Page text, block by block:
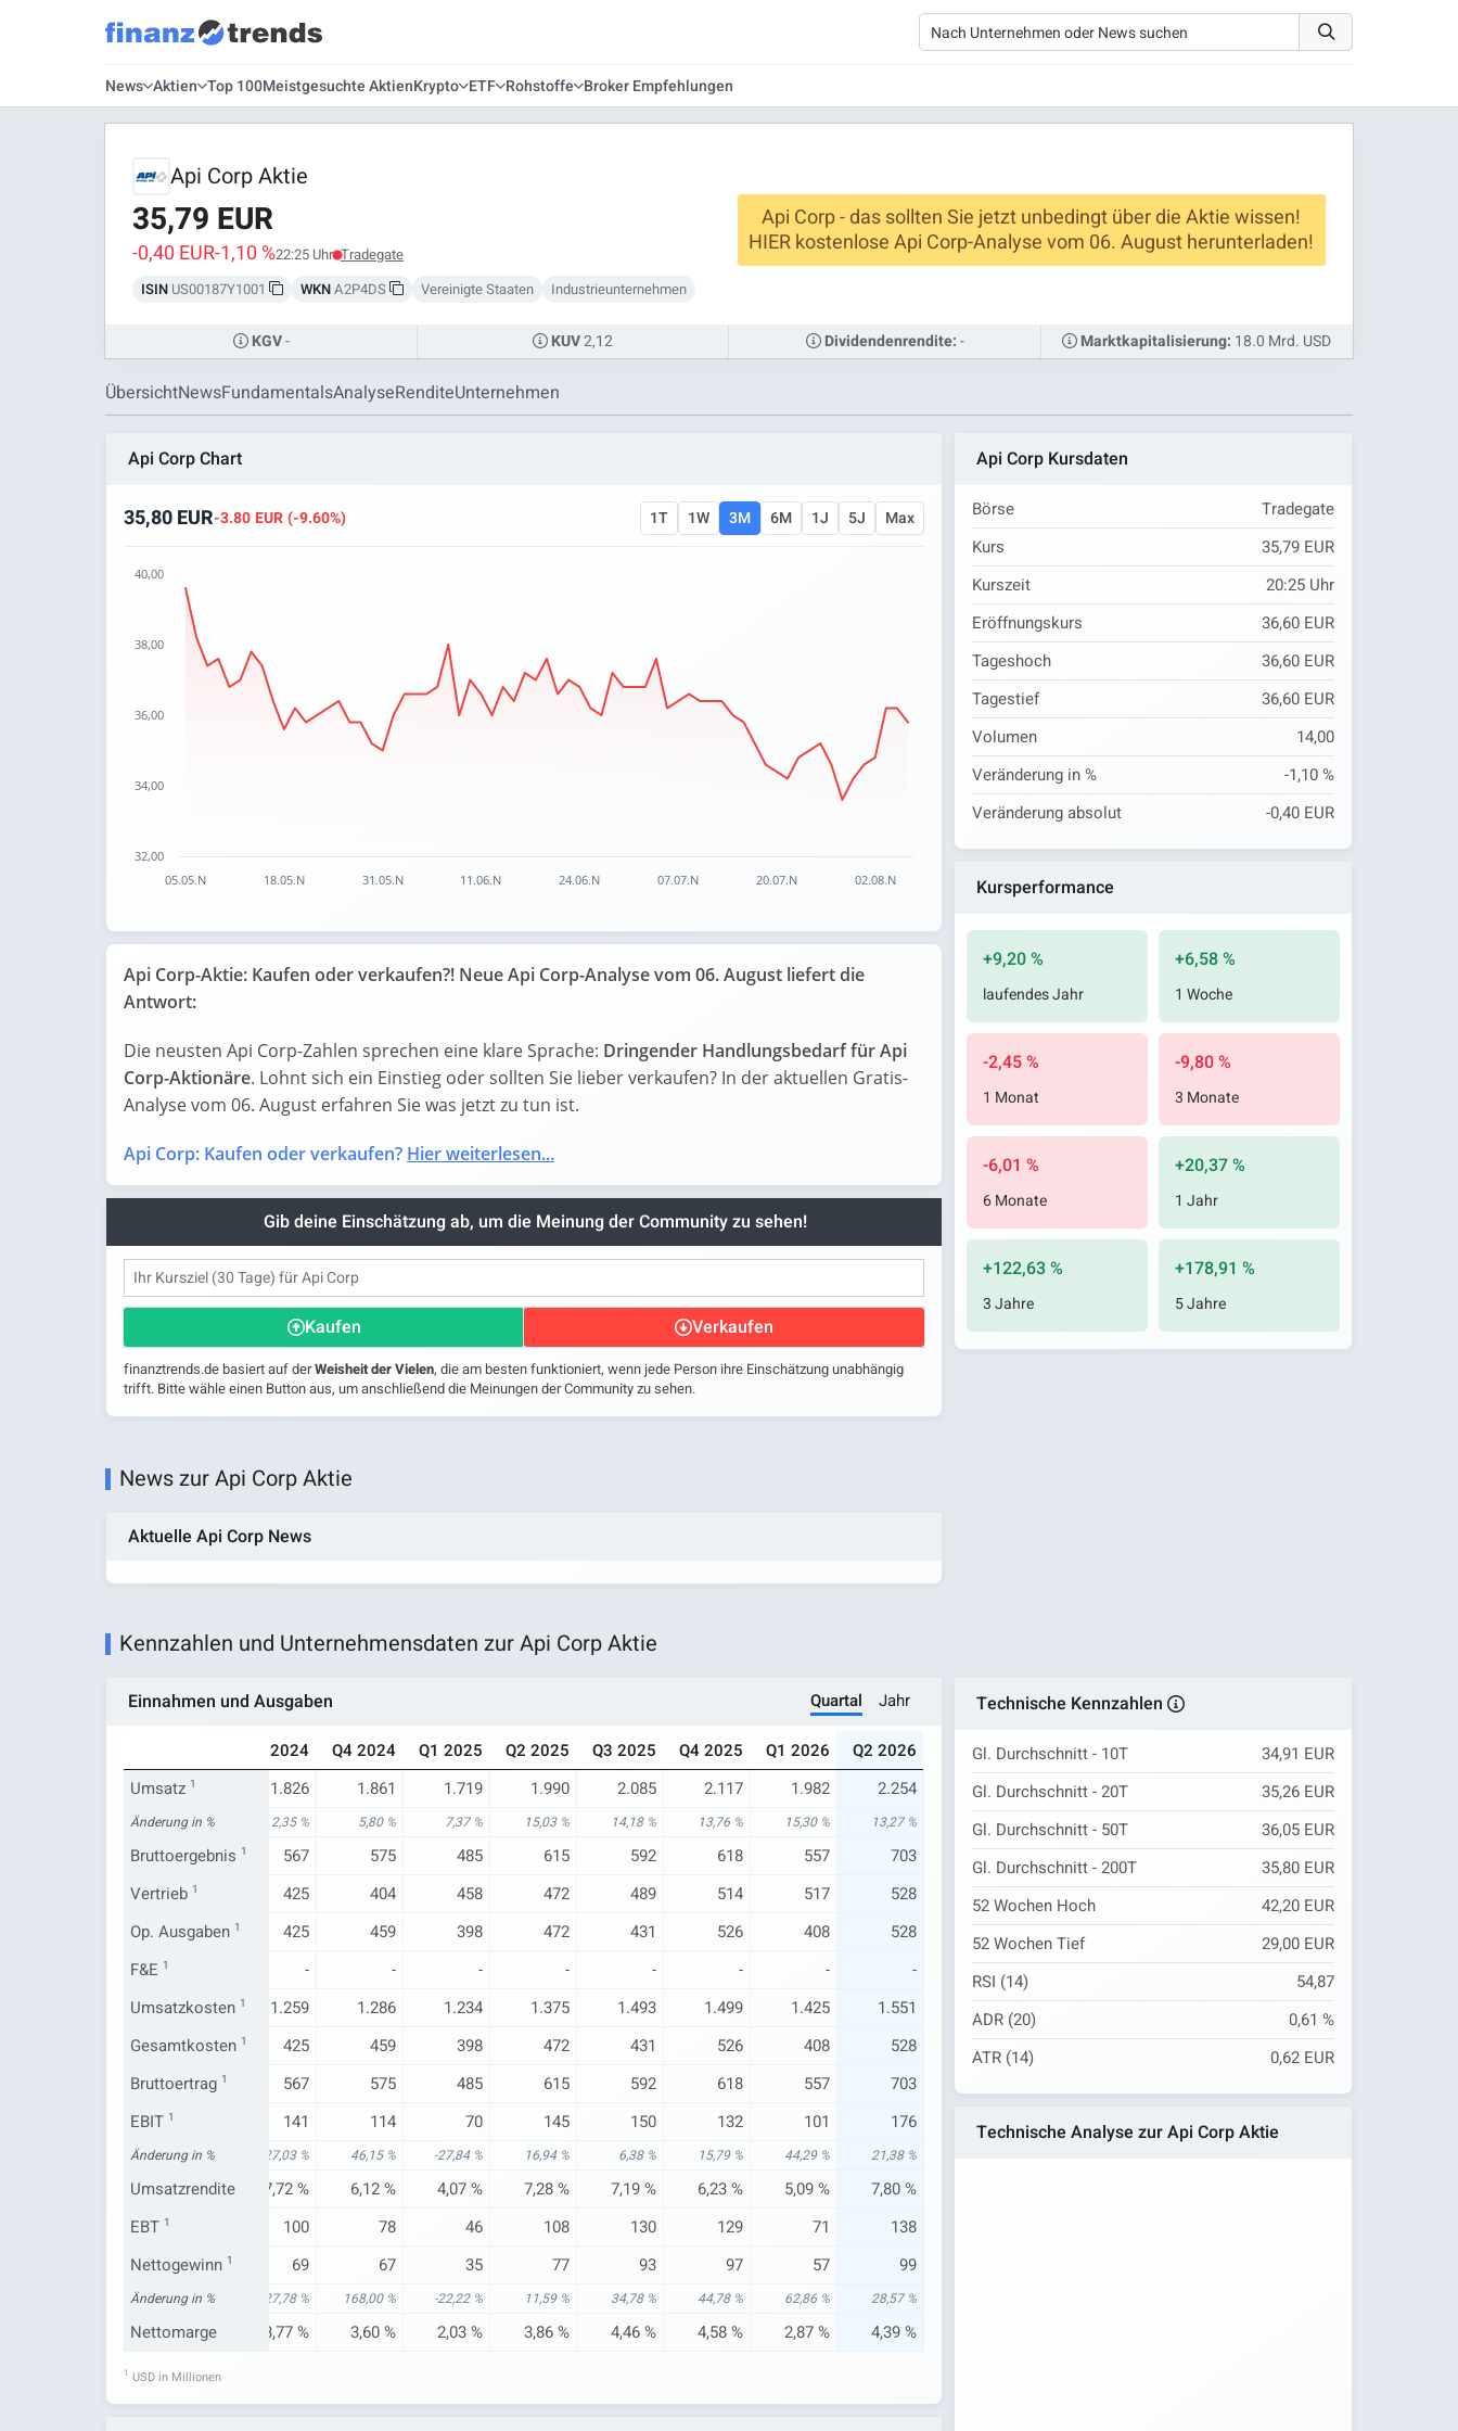
News Aktien Top 100Meistgesuchte AktienKrypto ETF Rohstoffe Broker Empfehlungen
Api Corp Aktie
35,79 EUR
-0,40 EUR-1,10 %22:25 Uhr Tradegate
ISIN US00187Y1001 WKNA2P4DS Vereinigte Staaten Industrieunternehmen
Api Corp - das sollten Sie jetzt unbedingt über die Aktie wissen!
HIER kostenlose Api Corp-Analyse vom 06. August herunterladen!
KGV- KUV2,12 Dividendenrendite:- Marktkapitalisierung: 18.0 Mrd. USD
ÜbersichtNewsFundamentalsAnalyseRenditeUnternehmen
Api Corp Chart
35,80 EUR-3.80 EUR (-9.60%) 1T 1W 3M 6M 1J 5J Max
Chart with 67 data points.
The chart has 1 X axis displaying categories.
The chart has 1 Y axis displaying values. Data ranges from 33.6 to 39.6.
05.05.N 18.05.N 31.05.N 11.06.N 24.06.N 07.07.N 20.07.N 02.08.N
32,00
34,00
36,00
38,00
40,00
Api Corp-Aktie: Kaufen oder verkaufen?! Neue Api Corp-Analyse vom 06. August liefert die
Antwort:
Die neusten Api Corp-Zahlen sprechen eine klare Sprache: Dringender Handlungsbedarf für Api
Corp-Aktionäre. Lohnt sich ein Einstieg oder sollten Sie lieber verkaufen? In der aktuellen Gratis-
Analyse vom 06. August erfahren Sie was jetzt zu tun ist.
Api Corp: Kaufen oder verkaufen? Hier weiterlesen...
Gib deine Einschätzung ab, um die Meinung der Community zu sehen!
Kaufen Verkaufen
finanztrends.de basiert auf derWeisheit der Vielen, die am besten funktioniert, wenn jede Person ihre Einschätzung unabhängig
trifft. Bitte wähle einen Button aus, um anschließend die Meinungen der Community zu sehen.
Api Corp Kursdaten
Börse
Tradegate
Kurs
35,79 EUR
Kurszeit
20:25 Uhr
Eröffnungskurs
36,60 EUR
Tageshoch
36,60 EUR
Tagestief
36,60 EUR
Volumen
14,00
Veränderung in %
-1,10 %
Veränderung absolut
-0,40 EUR
Kursperformance
+9,20 %
laufendes Jahr
+6,58 %
1 Woche
-2,45 %
1 Monat
-9,80 %
3 Monate
-6,01 %
6 Monate
+20,37 %
1 Jahr
+122,63 %
3 Jahre
+178,91 %
5 Jahre
News zur Api Corp Aktie
Aktuelle Api Corp News
Kennzahlen und Unternehmensdaten zur Api Corp Aktie
Einnahmen und Ausgaben Quartal Jahr
Q3 2024 Q4 2024 Q1 2025 Q2 2025 Q3 2025 Q4 2025 Q1 2026
Q2 2026
Umsatz 1
1.601 1.730 1.826 1.861 1.719 1.990 2.085 2.117 1.982 2.254
Änderung in %
-0,81 % -2,32 % 2,35 % 5,80 % 7,37 % 15,03 % 14,18 % 13,76 % 15,30 % 13,27 %
Bruttoergebnis 1
492 544 567 575 485 615 592 618 557
703
Vertrieb 1
392 425 404 458 472 489 514 517
528
Op. Ausgaben 1
392 418 425 459 398 472 431 526 408
528
F&E 1
- - - - - - - -
-
Umsatzkosten 1
1.109 1.186 1.259 1.286 1.234 1.375 1.493 1.499 1.425
1.551
Gesamtkosten 1
392 418 425 459 398 472 431 526 408
528
Bruttoertrag 1
492 544 567 575 485 615 592 618 557
703
EBIT 1
97 141 114 70 145 150 132 101 176
Änderung in %
29,33 % 9,73 % 27,03 % 46,15 % -27,84 % 16,94 % 6,38 % 15,79 % 44,29 % 21,38 %
Umsatzrendite
6,05 % 7,16 % 7,72 % 6,12 % 4,07 % 7,28 % 7,19 % 6,23 % 5,09 %
7,80 %
EBT 1
63 100 78 46 108 130 129 71
138
Nettogewinn 1
45 69 69 67 35 77 93 97 57 99
Änderung in %
73,08 % 43,75 % 27,78 % 168,00 % -22,22 % 11,59 % 34,78 % 44,78 % 62,86 % 28,57 %
Nettomarge
2,81 % 3,98 % 3,77 % 3,60 % 2,03 % 3,86 % 4,46 % 4,58 % 2,87 % 4,39 %
1 USD in Millionen
Technische Kennzahlen
Gl. Durchschnitt - 10T
34,91 EUR
Gl. Durchschnitt - 20T
35,26 EUR
Gl. Durchschnitt - 50T
36,05 EUR
Gl. Durchschnitt - 200T
35,80 EUR
52 Wochen Hoch
42,20 EUR
52 Wochen Tief
29,00 EUR
RSI (14)
54,87
ADR (20)
0,61 %
ATR (14)
0,62 EUR
Technische Analyse zur Api Corp Aktie